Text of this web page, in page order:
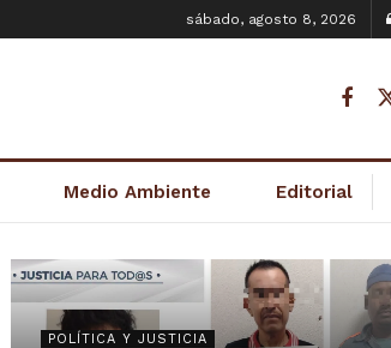
sábado, agosto 8, 2026
Medio Ambiente Editorial
POLÍTICA Y JUSTICIA